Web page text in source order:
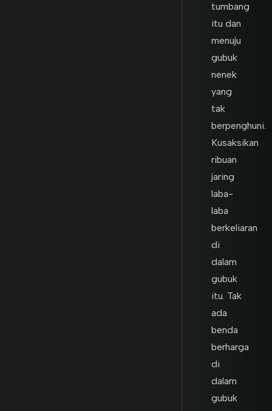
tumbang
itu dan
menuju
gubuk
nenek
yang
tak
berpenghuni.
Kusaksikan
ribuan
jaring
laba-
laba
berkeliaran
di
dalam
gubuk
itu. Tak
ada
benda
berharga
di
dalam
gubuk